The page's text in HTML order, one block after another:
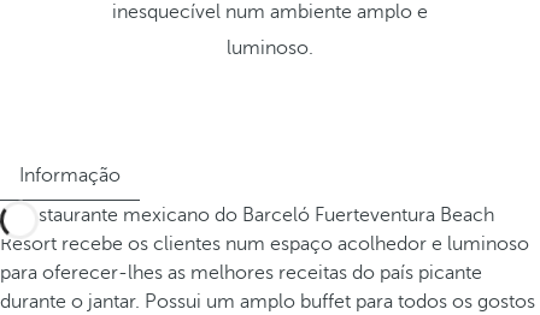
inesquecível num ambiente amplo e
luminoso.
Informação
O restaurante mexicano do Barceló Fuerteventura Beach
Resort recebe os clientes num espaço acolhedor e luminoso
para oferecer-lhes as melhores receitas do país picante
durante o jantar. Possui um amplo buffet para todos os gostos